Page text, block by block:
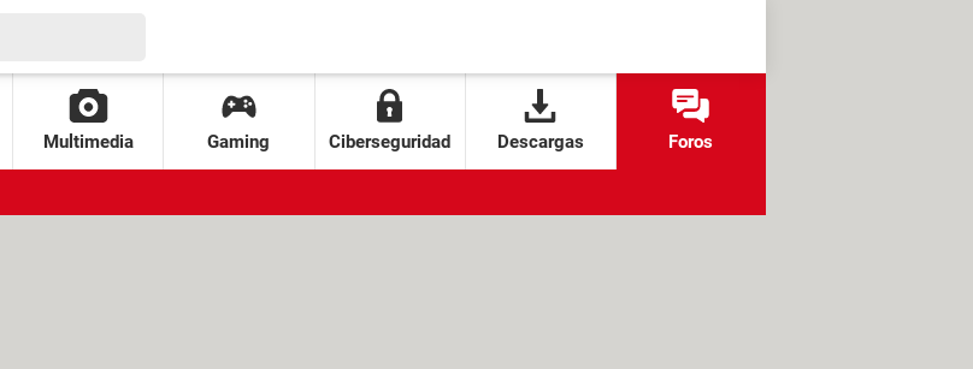
Multimedia Gaming Ciberseguridad Descargas Foros